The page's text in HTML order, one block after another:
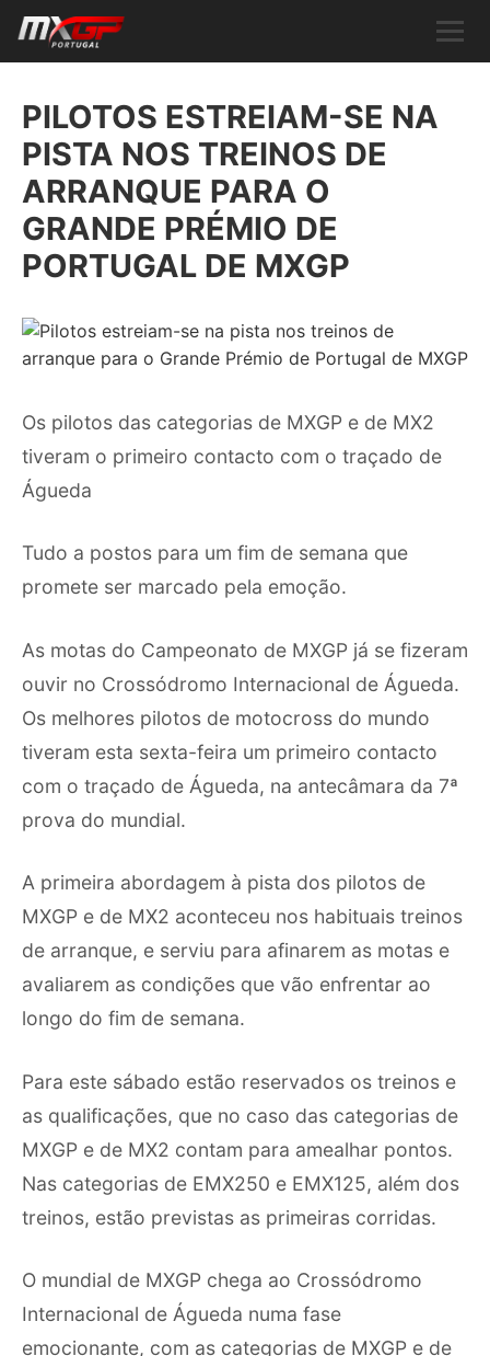
PILOTOS ESTREIAM-SE NA
PISTA NOS TREINOS DE
ARRANQUE PARA O
GRANDE PRÉMIO DE
PORTUGAL DE MXGP
Os pilotos das categorias de MXGP e de MX2
tiveram o primeiro contacto com o traçado de
Águeda
Tudo a postos para um fim de semana que
promete ser marcado pela emoção.
As motas do Campeonato de MXGP já se fizeram
ouvir no Crossódromo Internacional de Águeda.
Os melhores pilotos de motocross do mundo
tiveram esta sexta-feira um primeiro contacto
com o traçado de Águeda, na antecâmara da 7ª
prova do mundial.
A primeira abordagem à pista dos pilotos de
MXGP e de MX2 aconteceu nos habituais treinos
de arranque, e serviu para afinarem as motas e
avaliarem as condições que vão enfrentar ao
longo do fim de semana.
Para este sábado estão reservados os treinos e
as qualificações, que no caso das categorias de
MXGP e de MX2 contam para amealhar pontos.
Nas categorias de EMX250 e EMX125, além dos
treinos, estão previstas as primeiras corridas.
O mundial de MXGP chega ao Crossódromo
Internacional de Águeda numa fase
emocionante, com as categorias de MXGP e de